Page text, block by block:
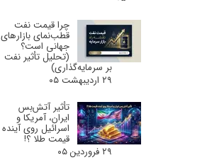
چرا قیمت نفت
قطب‌نمای بازارهای
جهانی است؟
(تحلیل تأثیر نفت
بر سرمایه‌گذاری)
۲۹ اردیبهشت ۰۵
تأثیر آتش‌بس
ایران، آمریکا و
اسرائیل روی آینده
قیمت طلا ؟!
۲۹ فروردین ۰۵